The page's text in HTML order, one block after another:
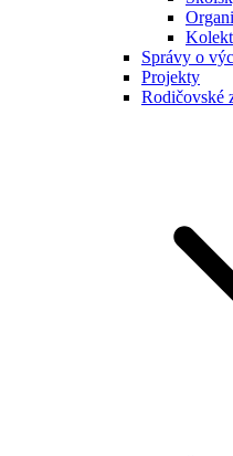
Správy o
Projekty
Rodičovské